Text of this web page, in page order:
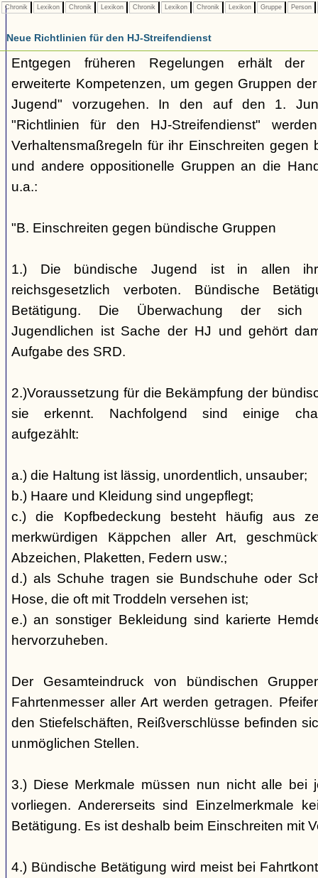
Chronik Lexikon Chronik Lexikon Chronik Lexikon Chronik Lexikon Gruppe Person
Neue Richtlinien für den HJ-Streifendienst
Entgegen früheren Regelungen erhält der
erweiterte Kompetenzen, um gegen Gruppen
Jugend" vorzugehen. In den auf den 1.
"Richtlinien für den HJ-Streifendienst"
Verhaltensmaßregeln für ihr Einschreiten gegen
und andere oppositionelle Gruppen an die
u.a.:
"B. Einschreiten gegen bündische Gruppen
1.) Die bündische Jugend ist in allen
reichsgesetzlich verboten. Bündische
Betätigung. Die Überwachung der sich
Jugendlichen ist Sache der HJ und gehört
Aufgabe des SRD.
2.)Voraussetzung für die Bekämpfung der
sie erkennt. Nachfolgend sind einige
aufgezählt:
a.) die Haltung ist lässig, unordentlich, unsauber;
b.) Haare und Kleidung sind ungepflegt;
c.) die Kopfbedeckung besteht häufig aus
merkwürdigen Käppchen aller Art,
Abzeichen, Plaketten, Federn usw.;
d.) als Schuhe tragen sie Bundschuhe oder
Hose, die oft mit Troddeln versehen ist;
e.) an sonstiger Bekleidung sind karierte
hervorzuheben.
Der Gesamteindruck von bündischen
Fahrtenmesser aller Art werden getragen.
den Stiefelschäften, Reißverschlüsse befinden
unmöglichen Stellen.
3.) Diese Merkmale müssen nun nicht alle bei
vorliegen. Andererseits sind Einzelmerkmale
Betätigung. Es ist deshalb beim Einschreiten mit
4.) Bündische Betätigung wird meist bei